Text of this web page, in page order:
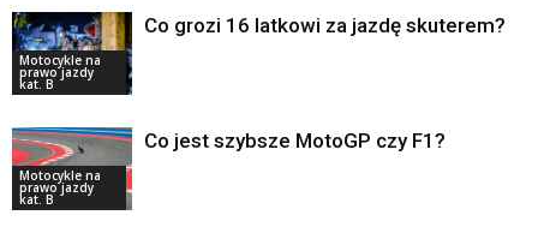
Motocykle na
prawo jazdy
kat. B
Co grozi 16 latkowi za jazdę skuterem?
Motocykle na
prawo jazdy
kat. B
Co jest szybsze MotoGP czy F1?